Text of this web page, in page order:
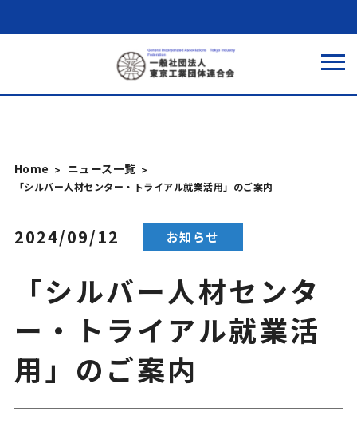
Home ニュース一覧
「シルバー人材センター・トライアル就業活用」のご案内
2024/09/12 お知らせ
「シルバー人材センタ
ー・トライアル就業活
用」のご案内